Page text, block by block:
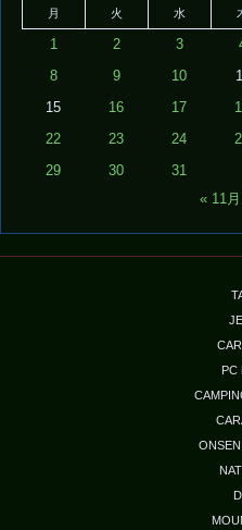
月 火 水
1 2 3
8 9 10
15 16 17
22 23 24
29 30
31
« 11月
PC